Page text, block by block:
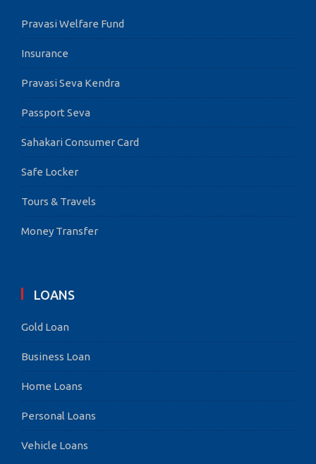
Pravasi Welfare Fund
Insurance
Pravasi Seva Kendra
Passport Seva
Sahakari Consumer Card
Safe Locker
Tours & Travels
Money Transfer
LOANS
Gold Loan
Business Loan
Home Loans
Personal Loans
Vehicle Loans